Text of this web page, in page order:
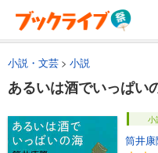
小説・文芸 小説
あるいは酒でいっぱい
小
筒井